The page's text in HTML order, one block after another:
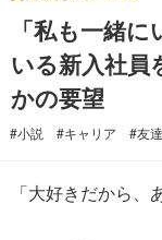
「私も一緒
いる新入社
かの要望
#小説 #キャリア #友達
「大好きだから、